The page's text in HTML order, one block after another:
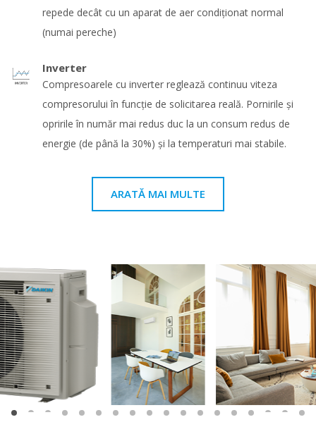
repede decât cu un aparat de aer condiționat normal
(numai pereche)
Inverter
Compresoarele cu inverter reglează continuu viteza
compresorului în funcţie de solicitarea reală. Pornirile şi
opririle în număr mai redus duc la un consum redus de
energie (de până la 30%) şi la temperaturi mai stabile.
ARATĂ MAI MULTE